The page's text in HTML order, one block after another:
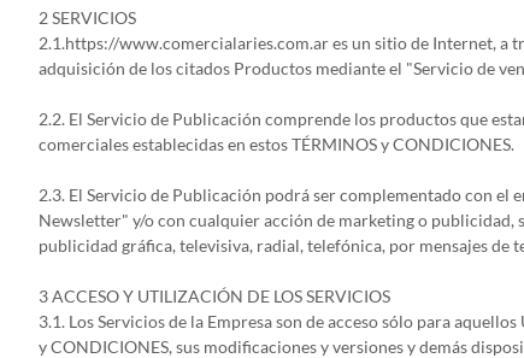
2 SERVICIOS
2.1.https://www.comercialaries.com.ar es un sitio de Internet, a
adquisición de los citados Productos mediante el "Servicio de
2.2. El Servicio de Publicación comprende los productos que
comerciales establecidas en estos TÉRMINOS y CONDICIONES.
2.3. El Servicio de Publicación podrá ser complementado con
Newsletter" y/o con cualquier acción de marketing o
publicidad gráfica, televisiva, radial, telefónica, por mensajes
3 ACCESO Y UTILIZACIÓN DE LOS SERVICIOS
3.1. Los Servicios de la Empresa son de acceso sólo para
y CONDICIONES, sus modificaciones y versiones y demás